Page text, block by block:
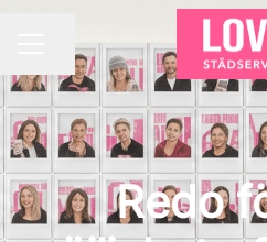
KARRIÄRMENY
Dela sidan
Redo